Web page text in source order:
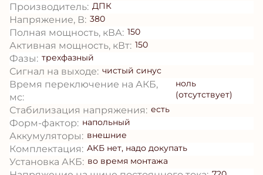
Производитель: ДПК
Напряжение, В: 380
Полная мощность, кВА: 150
Активная мощность, кВт: 150
Фазы: трехфазный
Сигнал на выходе: чистый синус
Время переключение на АКБ,
мс:
ноль
(отсутствует)
Стабилизация напряжения: есть
Форм-фактор: напольный
Аккумуляторы: внешние
Комплектация: АКБ нет, надо докупать
Установка АКБ: во время монтажа